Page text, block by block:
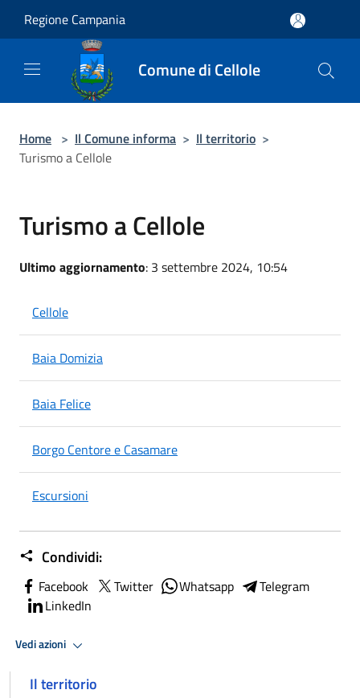
Regione Campania
Comune di Cellole
Home > Il Comune informa > Il territorio >
Turismo a Cellole
Turismo a Cellole
Ultimo aggiornamento: 3 settembre 2024, 10:54
Cellole
Baia Domizia
Baia Felice
Borgo Centore e Casamare
Escursioni
Condividi:
Facebook Twitter Whatsapp
Telegram
LinkedIn
Vedi azioni
Il territorio